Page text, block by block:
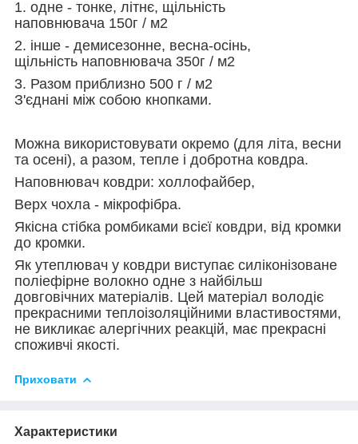
1. одне - тонке, літнє, щільність
наповнювача 150г / м2
2. інше - демисезонне, весна-осінь,
щільність наповнювача 350г / м2
3. Разом приблизно 500 г / м2
З'єднані між собою кнопками.
Можна використовувати окремо (для літа, весни
та осені), а разом, тепле і добротна ковдра.
Наповнювач ковдри: холлофайбер,
Верх чохла - мікрофібра.
Якісна стібка ромбиками всієї ковдри, від кромки
до кромки.
Як утеплювач у ковдри виступає силіконізоване
поліефірне волокно одне з найбільш
довговічних матеріалів. Цей матеріал володіє
прекрасними теплоізоляційними властивостями,
не викликає алергічних реакцій, має прекрасні
споживчі якості.
Приховати
Характеристики